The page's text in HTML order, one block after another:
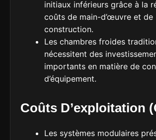
initiaux inférieurs grâce à la
coûts de main-d’œuvre et de
construction.
Les chambres froides
nécessitent des
importants en matière de
d’équipement.
Coûts D’exploitation
Les systèmes modulaires